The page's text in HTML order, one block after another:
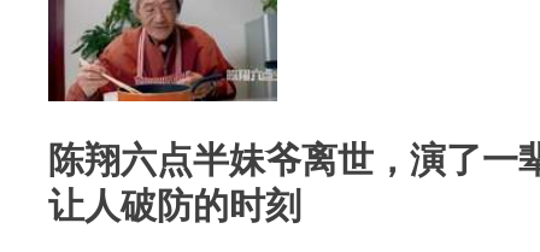
陈翔六点半妹爷离世，演了一
让人破防的时刻